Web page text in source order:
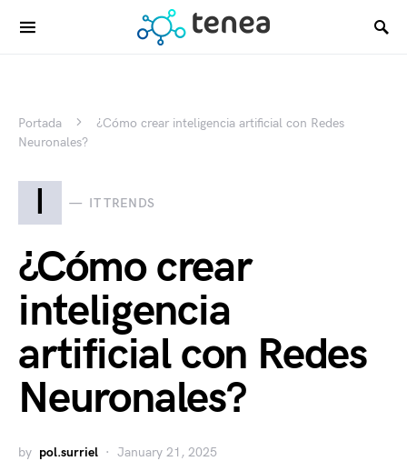
Portada
¿Cómo crear inteligencia artificial con Redes
Neuronales?
I IT TRENDS
¿Cómo crear
inteligencia
artificial con Redes
Neuronales?
by pol.surriel January 21, 2025